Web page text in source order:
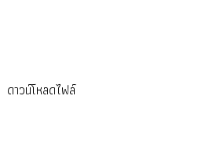
ดาวน์โหลดไฟล์